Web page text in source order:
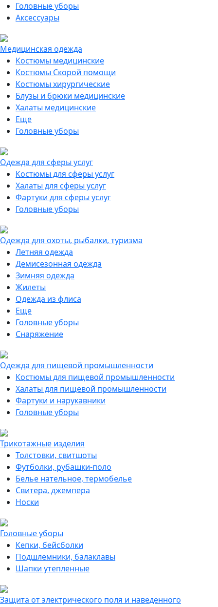
Головные уборы
Аксессуары
Медицинская одежда
Костюмы медицинские
Костюмы Скорой помощи
Костюмы хирургические
Блузы и брюки медицинские
Халаты медицинские
Еще
Головные уборы
Одежда для сферы услуг
Костюмы для сферы услуг
Халаты для сферы услуг
Фартуки для сферы услуг
Головные уборы
Одежда для охоты, рыбалки, туризма
Летняя одежда
Демисезонная одежда
Зимняя одежда
Жилеты
Одежда из флиса
Еще
Головные уборы
Снаряжение
Одежда для пищевой промышленности
Костюмы для пищевой промышленности
Халаты для пищевой промышленности
Фартуки и нарукавники
Головные уборы
Трикотажные изделия
Толстовки, свитшоты
Футболки, рубашки-поло
Белье нательное, термобелье
Свитера, джемпера
Носки
Головные уборы
Кепки, бейсболки
Подшлемники, балаклавы
Шапки утепленные
Защита от электрического поля и наведенного